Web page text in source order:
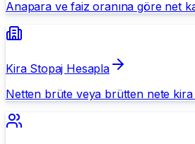
Anapara ve faiz oranına göre net
Kira Stopaj Hesapla
Netten brüte veya brütten nete kira